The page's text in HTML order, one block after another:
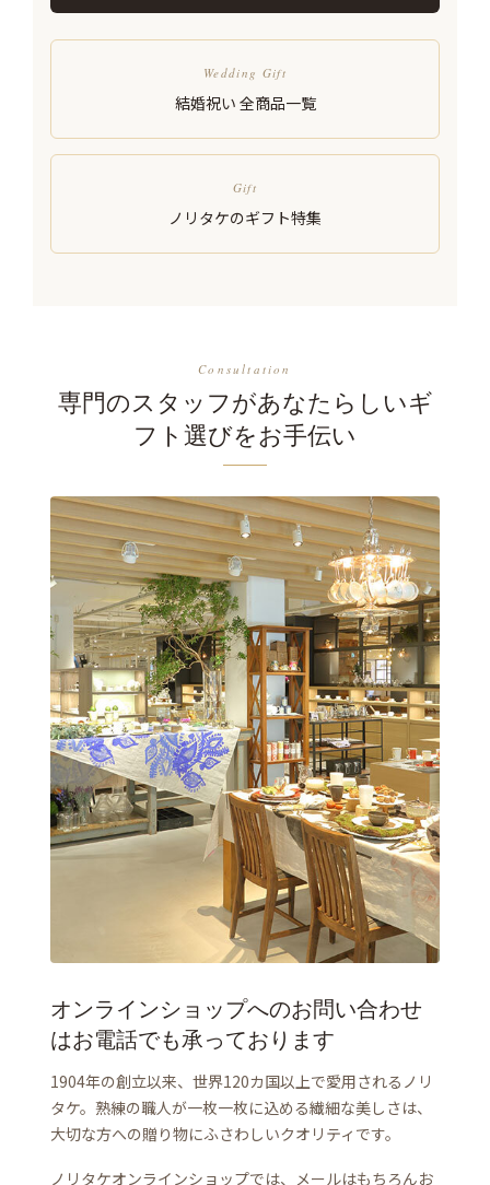
Wedding Gift
結婚祝い 全商品一覧
Gift
ノリタケのギフト特集
Consultation
専門のスタッフがあなたらしいギ
フト選びをお手伝い
オンラインショップへのお問い合わせ
はお電話でも承っております
1904年の創立以来、世界120カ国以上で愛用されるノリ
タケ。熟練の職人が一枚一枚に込める繊細な美しさは、
大切な方への贈り物にふさわしいクオリティです。
ノリタケオンラインショップでは、メールはもちろんお